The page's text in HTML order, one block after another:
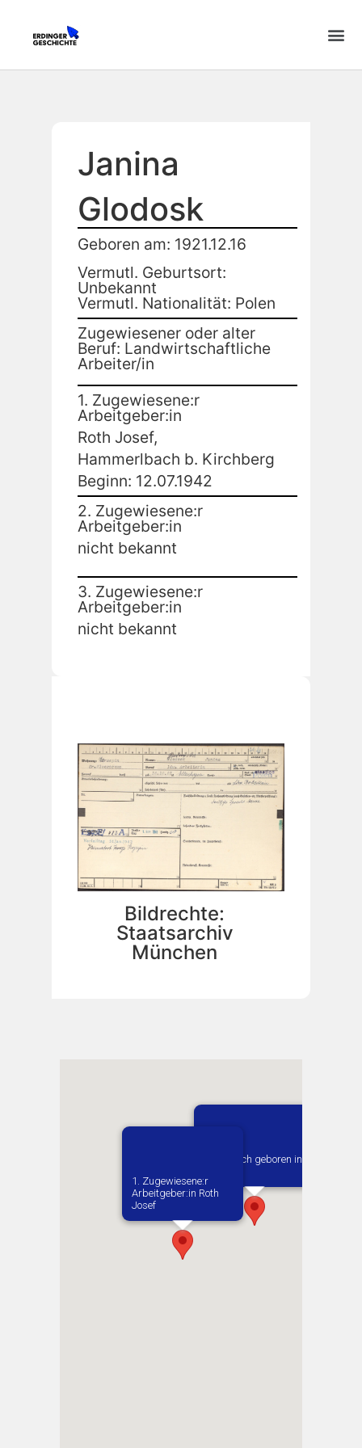
Janina
Glodosk
Geboren am: 1921.12.16
Vermutl. Geburtsort:
Unbekannt
Vermutl. Nationalität: Polen
Zugewiesener oder alter
Beruf: Landwirtschaftliche
Arbeiter/in
1. Zugewiesene:r
Arbeitgeber:in
Roth Josef,
Hammerlbach b. Kirchberg
Beginn: 12.07.1942
2. Zugewiesene:r
Arbeitgeber:in
nicht bekannt
3. Zugewiesene:r
Arbeitgeber:in
nicht bekannt
Bildrechte:
Staatsarchiv
München
Vermutlich geboren in
1. Zugewiesene:r
Arbeitgeber:in​ Roth
Josef